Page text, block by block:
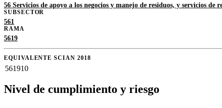
56 Servicios de apoyo a los negocios y manejo de residuos, y servicios de
SUBSECTOR
561
RAMA
5619
EQUIVALENTE SCIAN 2018
561910
Nivel de cumplimiento y riesgo